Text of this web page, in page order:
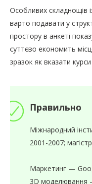
Особливих складнощів
варто подавати у
простору в анкеті
суттєво економить
зразок як вказати
Правильно
Міжнародний
2001-2007;
Маркетинг —
3D моделювання